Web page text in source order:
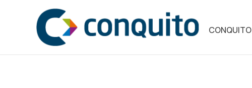
contenido
CONQUITO